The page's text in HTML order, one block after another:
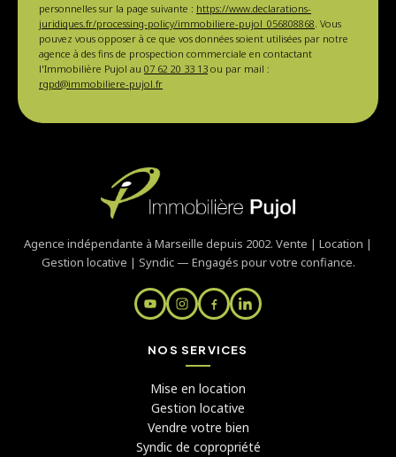
personnelles sur la page suivante : https://www.declarations-
juridiques.fr/processing-policy/immobiliere-pujol_056808868. Vous
pouvez vous opposer à ce que vos données soient utilisées par notre
agence à des fins de prospection commerciale en contactant
l'Immobilière Pujol au 07 62 20 33 13 ou par mail :
rgpd@immobiliere-pujol.fr
Agence indépendante à Marseille depuis 2002. Vente | Location |
Gestion locative | Syndic — Engagés pour votre confiance.
NOS SERVICES
Mise en location
Gestion locative
Vendre votre bien
Syndic de copropriété